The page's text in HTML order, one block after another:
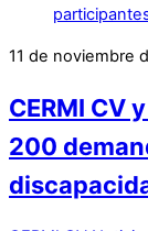
11 de noviembre
CERMI CV
200